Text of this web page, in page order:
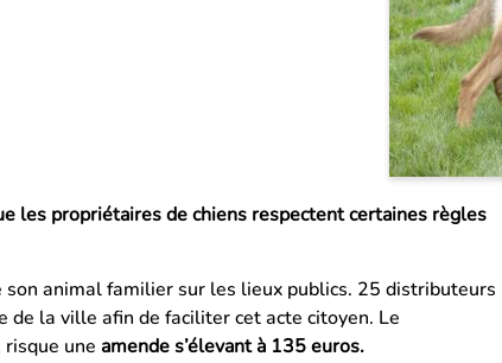
les propriétaires de chiens respectent certaines règles
son animal familier sur les lieux publics. 25 distributeurs
de la ville afin de faciliter cet acte citoyen. Le
une amende s’élevant à 135 euros.